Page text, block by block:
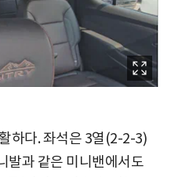
하다. 좌석은 3열(2-2-3)
발과 같은 미니밴에서도